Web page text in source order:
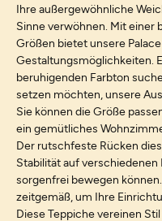
Ihre außergewöhnliche
Sinne verwöhnen. Mit einer
Größen bietet unsere
Gestaltungsmöglichkeiten.
beruhigenden Farbton
setzen möchten, unsere
Sie können die Größe
ein gemütliches
Der rutschfeste Rücken
Stabilität auf verschiedenen
sorgenfrei bewegen
zeitgemäß, um Ihre
Diese Teppiche vereinen